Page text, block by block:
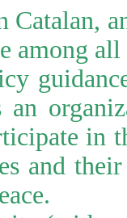
among
in
and